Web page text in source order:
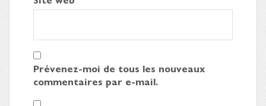
Prévenez-moi de tous les nouveaux
commentaires par e-mail.